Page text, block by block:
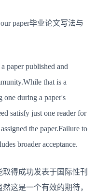
paper毕业论文写法与
paper published and
that is a
one during a paper's
satisfy just one reader for
the paper.Failure to
broader acceptance.
得成功发表于国际性刊
这是一个有效的期待，